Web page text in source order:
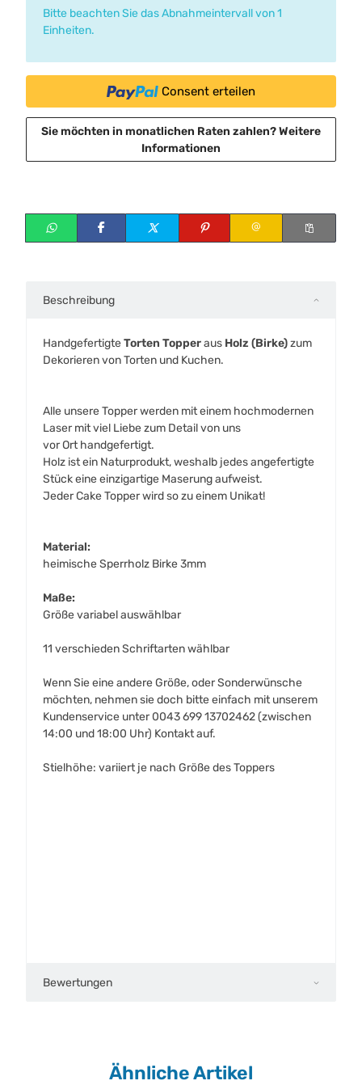
Bitte beachten Sie das Abnahmeintervall von 1
Einheiten.
Consent erteilen
Sie möchten in monatlichen Raten zahlen?Weitere
Informationen
Beschreibung
HandgefertigteTorten Topperaus Holz (Birke)zum
Dekorieren von Torten und Kuchen.
Alle unsere Topper werden mit einem hochmodernen
Laser mit viel Liebe zum Detail von uns
vor Ort handgefertigt.
Holz ist ein Naturprodukt, weshalb jedes angefertigte
Stück eine einzigartige Maserung aufweist.
Jeder Cake Topper wird so zu einem Unikat!
Material:
heimische Sperrholz Birke 3mm
Maße:
Größe variabel auswählbar
11 verschieden Schriftarten wählbar
Wenn Sie eine andere Größe, oder Sonderwünsche
möchten, nehmen sie doch bitte einfach mit unserem
Kundenservice unter 0043 699 13702462 (zwischen
14:00 und 18:00 Uhr) Kontakt auf.
Stielhöhe: variiert je nach Größe des Toppers
Bewertungen
Ähnliche Artikel